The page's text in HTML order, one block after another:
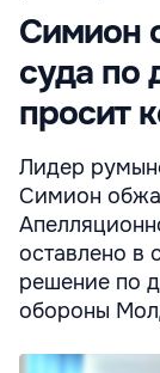
Симион
суда по
просит
Лидер
Симион
оставлено в
решение по
обороны